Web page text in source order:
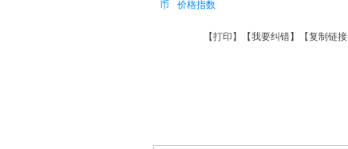
币
价格指数
【打印 】【我要纠错】【复制链接